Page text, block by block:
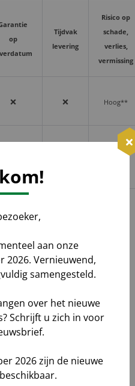
op
Tijdvak
levering
Risico op
schade,
verlies,
vermissing
❌ ❌ Hoog**
gevolg van uw keuze voor reguliere
bij levering
en maak foto's,
na volledig akkoord.
aan onze
2026. Vernieuwend,
samengesteld.
over het nieuwe
Schrijft u zich in voor
2026 zijn de nieuwe